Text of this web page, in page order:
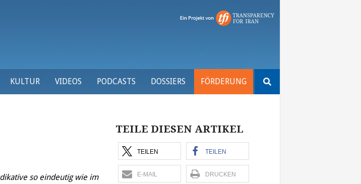
KULTUR VIDEOS PODCASTS DOSSIERS FÖRDERUNG
nach:
so eindeutig wie im
TEILE DIESEN ARTIKEL
TEILEN TEILEN
E-MAIL DRUCKEN